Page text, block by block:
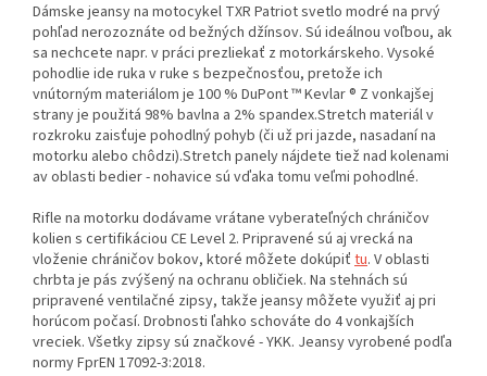
Dámske jeansy na motocykel TXR Patriot svetlo modré na prvý
pohľad nerozoznáte od bežných džínsov. Sú ideálnou voľbou, ak
sa nechcete napr. v práci prezliekať z motorkárskeho. Vysoké
pohodlie ide ruka v ruke s bezpečnosťou, pretože ich
vnútorným materiálom je 100 % DuPont ™ Kevlar ® Z vonkajšej
strany je použitá 98% bavlna a 2% spandex.Stretch materiál v
rozkroku zaisťuje pohodlný pohyb (či už pri jazde, nasadaní na
motorku alebo chôdzi).Stretch panely nájdete tiež nad kolenami
av oblasti bedier - nohavice sú vďaka tomu veľmi pohodlné.
Rifle na motorku dodávame vrátane vyberateľných chráničov
kolien s certifikáciou CE Level 2. Pripravené sú aj vrecká na
vloženie chráničov bokov, ktoré môžete dokúpiť tu. V oblasti
chrbta je pás zvýšený na ochranu obličiek. Na stehnách sú
pripravené ventilačné zipsy, takže jeansy môžete využiť aj pri
horúcom počasí. Drobnosti ľahko schováte do 4 vonkajších
vreciek. Všetky zipsy sú značkové - YKK. Jeansy vyrobené podľa
normy FprEN 17092-3:2018.